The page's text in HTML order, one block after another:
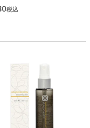
税込